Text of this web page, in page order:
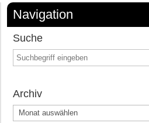
Navigation
Suche
Archiv
Archiv